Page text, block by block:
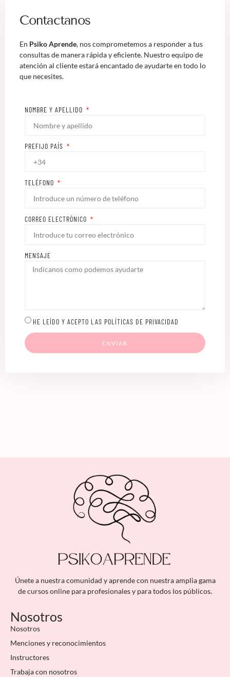
Contactanos
En Psiko Aprende, nos comprometemos a responder a tus
consultas de manera rápida y eficiente. Nuestro equipo de
atención al cliente estará encantado de ayudarte en todo lo
que necesites.
NOMBRE Y APELLIDO
PREFIJO PAÍS
TELÉFONO
CORREO ELECTRÓNICO
MENSAJE
HE LEÍDO Y ACEPTO LAS POLÍTICAS DE PRIVACIDAD
ENVIAR
Únete a nuestra comunidad y aprende con nuestra amplia gama
de cursos online para profesionales y para todos los públicos.
Nosotros
Nosotros
Menciones y reconocimientos
Instructores
Trabaja con nosotros